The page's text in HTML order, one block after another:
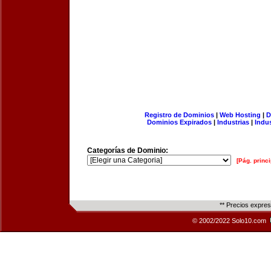
Registro de Dominios| Web Hosting |
Dominios Expirados | Industrias |
Categorías de Dominio:
[Pág.
** Precios
© 2002/2022 Solo10.com